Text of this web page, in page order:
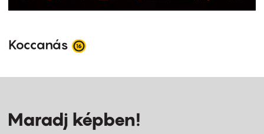
Koccanás
Maradj képben!